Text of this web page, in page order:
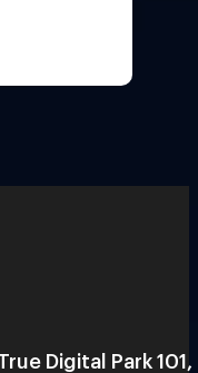
Digital Park 101,